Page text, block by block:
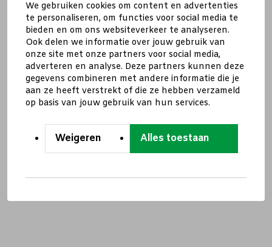
We gebruiken cookies om content en advertenties
te personaliseren, om functies voor social media te
bieden en om ons websiteverkeer te analyseren.
Ook delen we informatie over jouw gebruik van
onze site met onze partners voor social media,
adverteren en analyse. Deze partners kunnen deze
gegevens combineren met andere informatie die je
aan ze heeft verstrekt of die ze hebben verzameld
op basis van jouw gebruik van hun services.
Weigeren Alles toestaan